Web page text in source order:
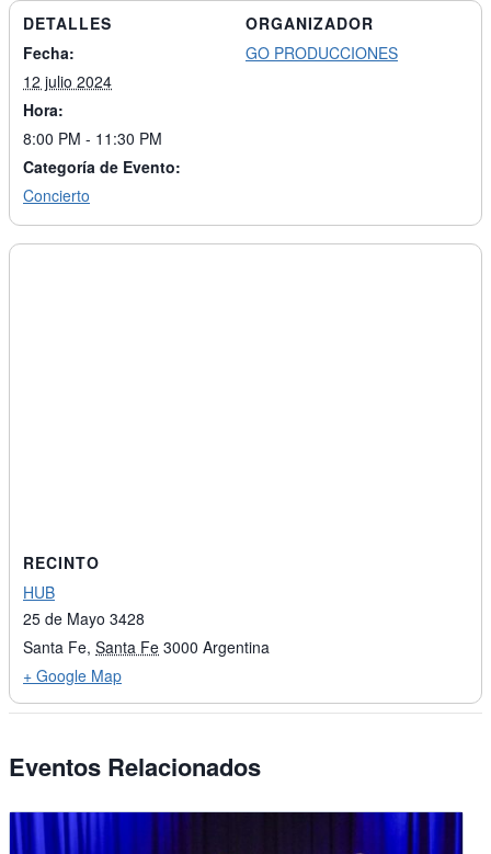
DETALLES
Fecha:
12 julio 2024
Hora:
8:00 PM - 11:30 PM
Categoría de Evento:
Concierto
ORGANIZADOR
GO PRODUCCIONES
RECINTO
HUB
25 de Mayo 3428
Santa Fe, Santa Fe 3000 Argentina
+ Google Map
Eventos Relacionados